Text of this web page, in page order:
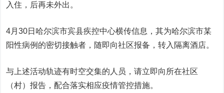
入住，后再未外出。
4月30日哈尔滨市宾县疾控中心横传信息，其为哈尔滨市某
阳性病例的密切接触者，随即向社区报备，转入隔离酒店。
与上述活动轨迹有时空交集的人员，请立即向所在社区
（村）报告，配合落实相应疫情管控措施。